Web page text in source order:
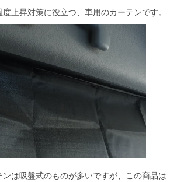
上昇対策に役立つ、車用のカーテンです。
ンは吸盤式のものが多いですが、この商品は